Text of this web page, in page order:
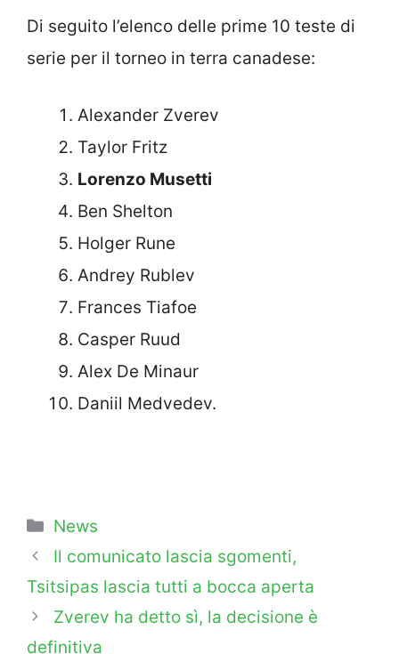
Di seguito l’elenco delle prime 10 teste di
serie per il torneo in terra canadese:
Alexander Zverev
Taylor Fritz
Lorenzo Musetti
Ben Shelton
Holger Rune
Andrey Rublev
Frances Tiafoe
Casper Ruud
Alex De Minaur
Daniil Medvedev.
Categorie
News
Il comunicato lascia sgomenti,
Tsitsipas lascia tutti a bocca aperta
Zverev ha detto sì, la decisione è
definitiva